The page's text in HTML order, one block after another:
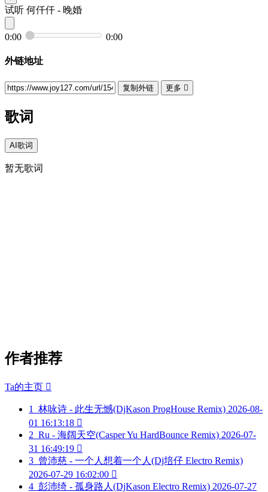
试听 何仟仟 - 晚婚
0:00 0:00
外链地址
复制外链 更多 
歌词
AI歌词
暂无歌词
作者推荐
Ta的主页 
1 林咏诗 - 此生无憾(DjKason ProgHouse Remix) 2026-08-
01 16:13:18 
2 Ru - 海阔天空(Casper Yu HardBounce Remix) 2026-07-
31 16:49:19 
3 曾沛慈 - 一个人想着一个人(Dj培仔 Electro Remix)
2026-07-29 16:02:00 
4 彭沛绮 - 孤身路人(DjKason Electro Remix) 2026-07-27